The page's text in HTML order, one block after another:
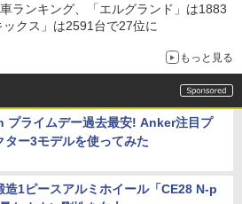
ランキング、「エルグランド」は1883
クス」は2591台で27位に
もっと見る
プライムデー過去最安! Anker注目プ
ター3モデルを使ってみた
造1ピースアルミホイール「CE28 N-p